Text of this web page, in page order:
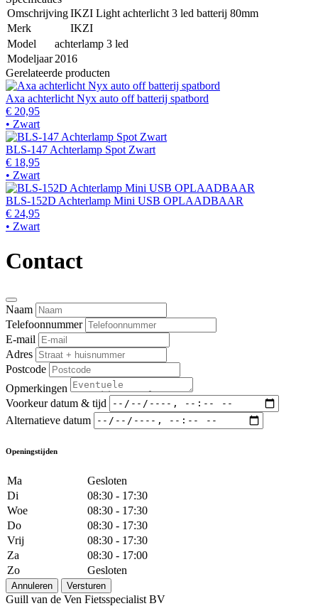
OmschrijvingIKZI Light achterlicht 3 led batterij 80mm
Merk
IKZI
Model
achterlamp 3 led
Modeljaar 2016
Gerelateerde producten
Axa achterlicht Nyx auto off batterij spatbord
€ 20,95
• Zwart
BLS-147 Achterlamp Spot Zwart
€ 18,95
• Zwart
BLS-152D Achterlamp Mini USB OPLAADBAAR
€ 24,95
• Zwart
Contact
Naam
Telefoonnummer
E-mail
Adres
Postcode
Opmerkingen
Voorkeur datum & tijd
Alternatieve datum
Openingstijden
Ma
Gesloten
Di
08:30 - 17:30
Woe
08:30 - 17:30
Do
08:30 - 17:30
Vrij
08:30 - 17:30
Za
08:30 - 17:00
Zo
Gesloten
Annuleren Versturen
Guill van de Ven Fietsspecialist BV